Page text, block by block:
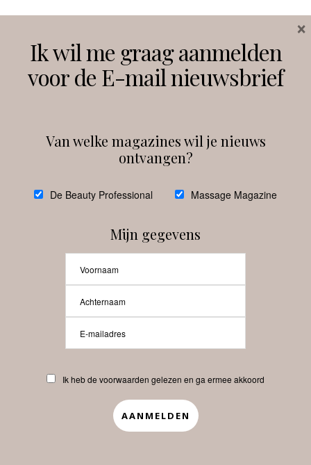
Instagram Facebook
debeautyprofessional
Beauty-Pro.nl
Abonneren Contact
APP
Ik wil me graag aanmelden
voor de E-mail nieuwsbrief
Van welke magazines wil je nieuws
ontvangen?
De Beauty Professional Massage Magazine
Mijn gegevens
Ik heb de voorwaarden gelezen en ga ermee akkoord
×